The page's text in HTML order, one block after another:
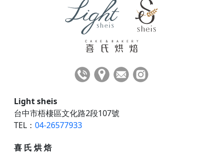
Light sheis
台中市梧棲區文化路2段107號
TEL： 04-26577933
喜 氏 烘 焙